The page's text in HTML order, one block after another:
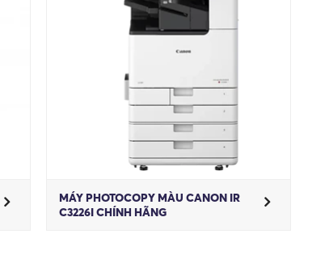
MÁY PHOTOCOPY MÀU CANON IR
C3226I CHÍNH HÃNG